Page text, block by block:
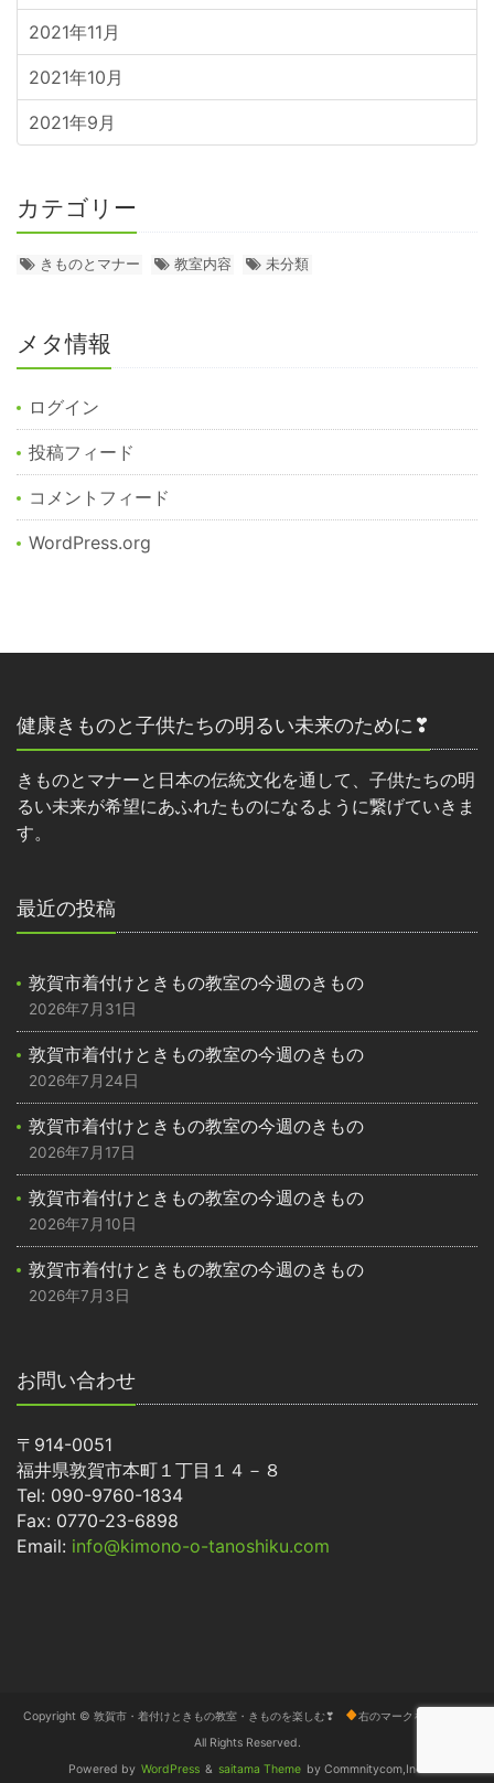
2021年11月
2021年10月
2021年9月
カテゴリー
きものとマナー 教室内容 未分類
メタ情報
ログイン
投稿フィード
コメントフィード
WordPress.org
健康きものと子供たちの明るい未来のために❣
きものとマナーと日本の伝統文化を通して、子供たちの明
るい未来が希望にあふれたものになるように繋げていきま
す。
最近の投稿
敦賀市着付けときもの教室の今週のきもの
2026年7月31日
敦賀市着付けときもの教室の今週のきもの
2026年7月24日
敦賀市着付けときもの教室の今週のきもの
2026年7月17日
敦賀市着付けときもの教室の今週のきもの
2026年7月10日
敦賀市着付けときもの教室の今週のきもの
2026年7月3日
お問い合わせ
〒914-0051
福井県敦賀市本町１丁目１４－８
Tel: 090-9760-1834
Fax: 0770-23-6898
Email: info@kimono-o-tanoshiku.com
Copyright © 敦賀市・着付けときもの教室・きものを楽しむ❣
右のマークをタップ
All Rights Reserved.
Powered by WordPress & saitama Theme by Commnitycom,Inc.